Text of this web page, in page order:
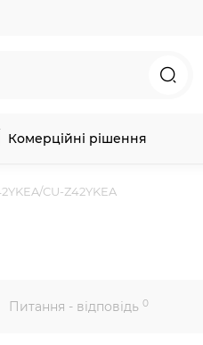
Комерційні рішення
CU-Z42YKEA
Питання - відповідь 0